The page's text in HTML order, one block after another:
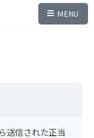
MENU
送信された正当